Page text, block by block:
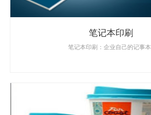
笔记本印刷
笔记本印刷：企业自己的记事本